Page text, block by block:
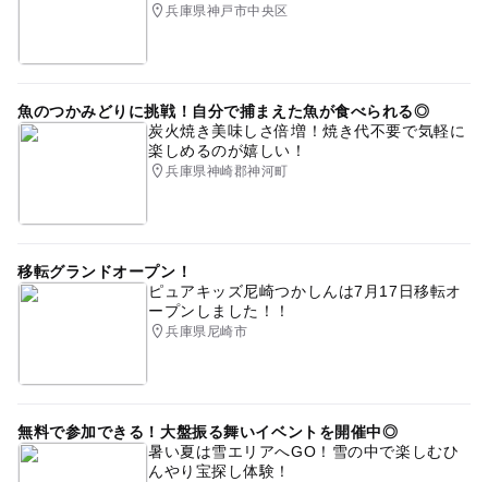
兵庫県神戸市中央区
魚のつかみどりに挑戦！自分で捕まえた魚が食べられる◎
炭火焼き美味しさ倍増！焼き代不要で気軽に
楽しめるのが嬉しい！
兵庫県神崎郡神河町
移転グランドオープン！
ピュアキッズ尼崎つかしんは7月17日移転オ
ープンしました！！
兵庫県尼崎市
無料で参加できる！大盤振る舞いイベントを開催中◎
暑い夏は雪エリアへGO！雪の中で楽しむひ
んやり宝探し体験！